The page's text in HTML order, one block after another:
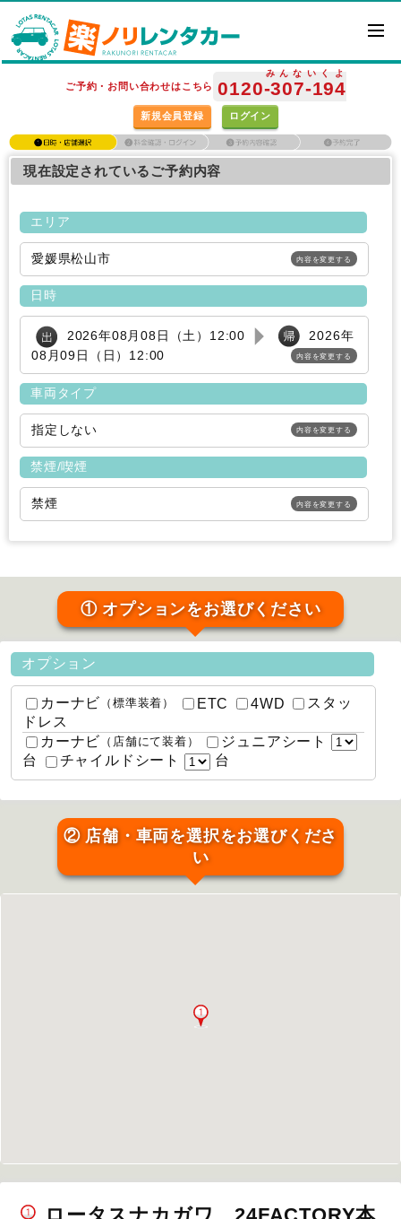
ご予約・お問い合わせはこちら 0120-307
みんな
-194
いくよ
新規会員登録 ログイン
現在設定されているご予約内容
エリア
愛媛県松山市 内容を変更する
日時
2026年08月08日（土）12:00
2026年
08月09日（日）12:00
内容を変更する
車両タイプ
指定しない 内容を変更する
禁煙/喫煙
禁煙 内容を変更する
① オプションをお選びください
オプション
カーナビ （標準装着） ETC 4WD
スタッ
ドレス
カーナビ （店舗にて装着）
ジュニアシート
台
チャイルドシート 台
② 店舗・車両を選択をお選びくださ
い